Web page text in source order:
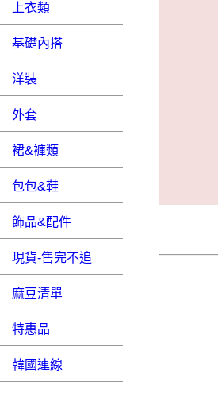
上衣類
基礎內搭
洋裝
外套
裙&褲類
包包&鞋
飾品&配件
現貨-售完不追
麻豆清單
特惠品
韓國連線